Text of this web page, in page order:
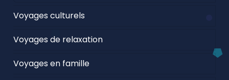
Voyages culturels
Voyages de relaxation
Voyages en famille